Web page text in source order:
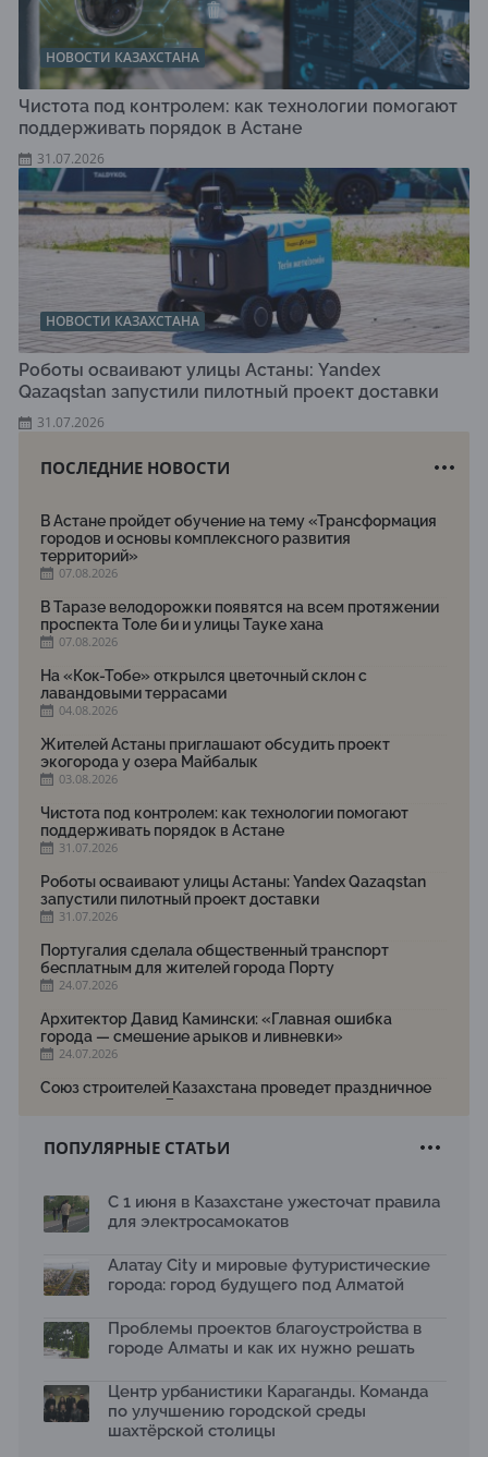
НОВОСТИ КАЗАХСТАНА
Чистота под контролем: как технологии помогают
поддерживать порядок в Астане
31.07.2026
НОВОСТИ КАЗАХСТАНА
Роботы осваивают улицы Астаны: Yandex
Qazaqstan запустили пилотный проект доставки
31.07.2026
ПОСЛЕДНИЕ НОВОСТИ
В Астане пройдет обучение на тему «Трансформация
городов и основы комплексного развития
территорий»
07.08.2026
В Таразе велодорожки появятся на всем протяжении
проспекта Толе би и улицы Тауке хана
07.08.2026
На «Кок-Тобе» открылся цветочный склон с
лавандовыми террасами
04.08.2026
Жителей Астаны приглашают обсудить проект
экогорода у озера Майбалык
03.08.2026
Чистота под контролем: как технологии помогают
поддерживать порядок в Астане
31.07.2026
Роботы осваивают улицы Астаны: Yandex Qazaqstan
запустили пилотный проект доставки
31.07.2026
Португалия сделала общественный транспорт
бесплатным для жителей города Порту
24.07.2026
Архитектор Давид Камински: «Главная ошибка
города — смешение арыков и ливневки»
24.07.2026
Союз строителей Казахстана проведет праздничное
мероприятие ко Дню строителя
Новый Строительный кодекс: что изменилось для
17.07.2026
рободоставки в Астане
15.07.2026
2026 принимает заявки до 31 июля
13.07.2026
темой новой выставки в «Целинном»
13.07.2026
ПОПУЛЯРНЫЕ СТАТЬИ
С 1 июня в Казахстане ужесточат правила
для электросамокатов
Алатау City и мировые футуристические
города: город будущего под Алматой
Проблемы проектов благоустройства в
городе Алматы и как их нужно решать
Центр урбанистики Караганды. Команда
по улучшению городской среды
шахтёрской столицы